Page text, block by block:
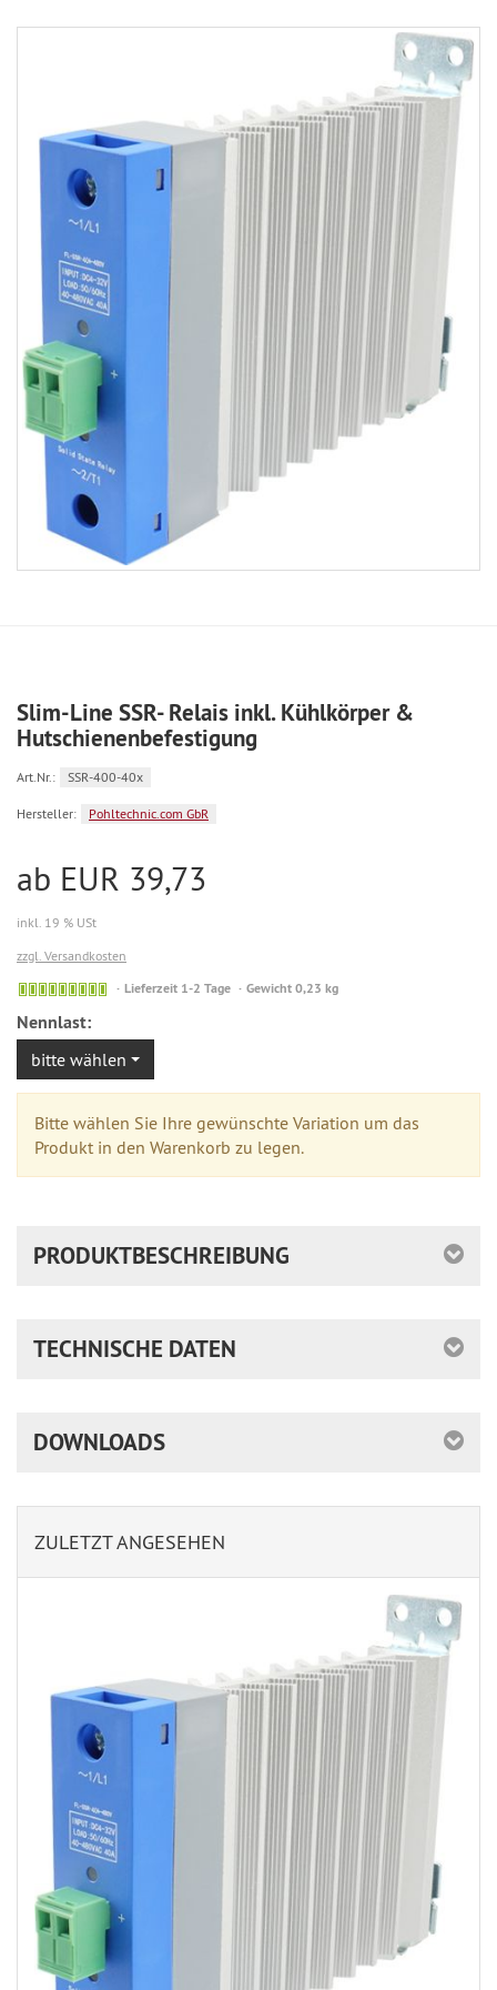
Slim-Line SSR- Relais inkl. Kühlkörper &
Hutschienenbefestigung
Art.Nr.: SSR-400-40x
Hersteller: Pohltechnic.com GbR
ab EUR 39,73
inkl. 19 % USt
zzgl. Versandkosten
Sofort
Lieferzeit 1-2 Tage Gewicht 0,23 kg
Nennlast:
bitte wählen
Bitte wählen Sie Ihre gewünschte Variation um das
Produkt in den Warenkorb zu legen.
PRODUKTBESCHREIBUNG
TECHNISCHE DATEN
DOWNLOADS
ZULETZT ANGESEHEN